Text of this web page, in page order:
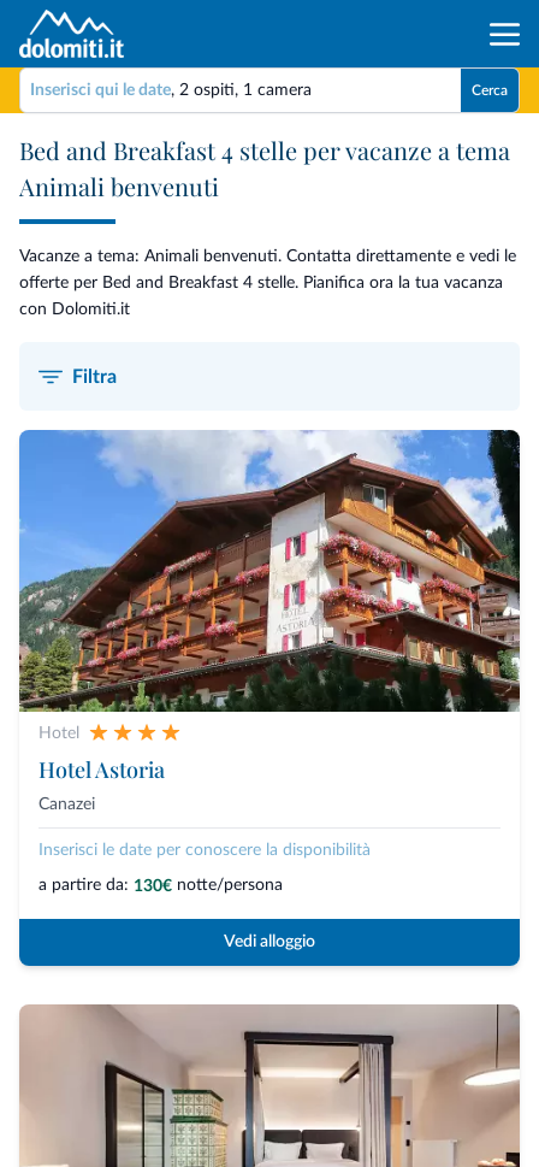
Inserisci qui le date, 2 ospiti, 1 camera Cerca
Bed and Breakfast 4 stelle per vacanze a tema
Animali benvenuti
Vacanze a tema: Animali benvenuti. Contatta direttamente e vedi le
offerte per Bed and Breakfast 4 stelle. Pianifica ora la tua vacanza
con Dolomiti.it
Filtra
Hotel
Hotel Astoria
Canazei
Inserisci le date per conoscere la disponibilità
a partire da: 130€ notte/persona
Vedi alloggio